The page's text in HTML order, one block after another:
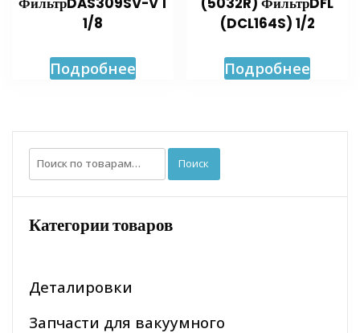
1/8
Подробнее
(DCL164S) 1/2
Подробнее
Искать: Поиск
Категории товаров
Деталировки
Запчасти для вакуумного